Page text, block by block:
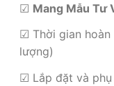
☑ Mang Mẫu Tư
☑ Thời gian
lượng)
☑ Lắp đặt và